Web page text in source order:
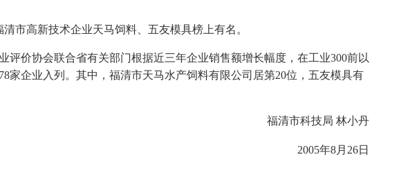
清市高新技术企业天马饲料、五友模具榜上有名。
评价协会联合省有关部门根据近三年企业销售额增长幅度，在工业300前以
78家企业入列。其中，福清市天马水产饲料有限公司居第20位，五友模具有
福清市科技局 林小丹
2005年8月 26日